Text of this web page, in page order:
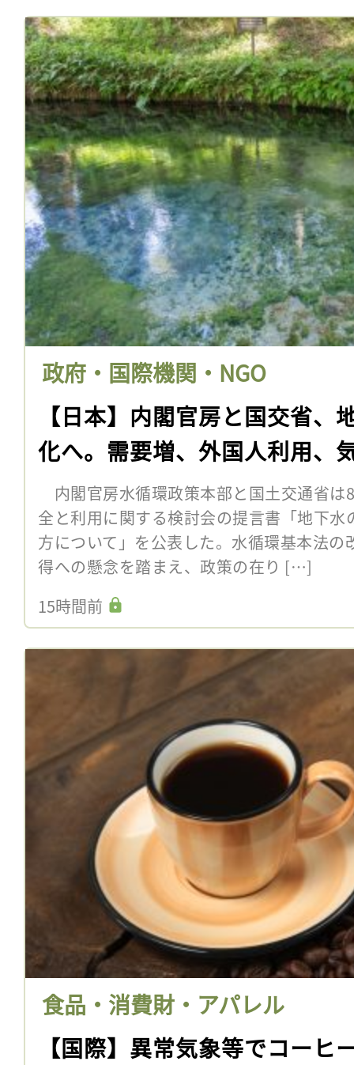
政府・国際機関・NGO
【日本】内閣官房と国交省、
化へ。需要増、外国人利用、
内閣官房水循環政策本部と国土交通省は
全と利用に関する検討会の提言書「地下
方について」を公表した。水循環基本法の
得への懸念を踏まえ、政策の在り […]
15時間前
食品・消費財・アパレル
【国際】異常気象等でコーヒ